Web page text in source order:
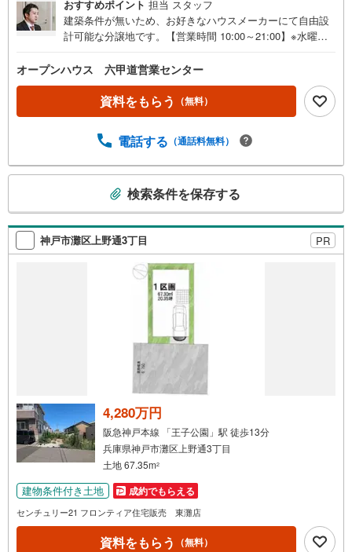
おすすめポイント 担当 スタッフ
建築条件が無いため、お好きなハウスメーカーにて自由設
計可能な分譲地です。【営業時間 10:00～21:00】※水曜定
お気軽にご連絡ください！現地を見学される場合は「室
内・現地を見学する（無料）」ボタンよりご希望の日時を
ご記入いただけますとスムーズにご案内が可能です。◎現
地のご案内について・平日や夜遅い時間帯もご案内が可
にご説明いたします。・車でご自宅や最寄り駅等、ご指定
います。◎個別FP相談会 無料物件のご紹介だけでなく住
宅ローン・資金のご相談、まずは家探しについて話を聞き
たいという方も大歓迎です！年間8000棟以上の限定物件を
発表しているオープンハウスだから出会える物件が多数ご
ざいます。ぜひお気軽にご連絡・ご相談ください！※限定物
件:当社のみ、もしくは当社を含めた数社でのみご紹介可能
なオープンハウス・ディベロップメントの物件
オープンハウス 六甲道営業センター
資料をもらう （無料）
電話する （通話料無料）
検
索
条
る
・
条
件
マ
イ
ペ
検索条件を保存する
神戸市灘区上野通3丁目 PR
4,280万円
阪急神戸本線 「王子公園」駅 徒歩13分
兵庫県神戸市灘区上野通3丁目
土地 67.35m2
建物条件付き土地 成約でもらえる
センチュリー21 フロンティア住宅販売 東灘店
資料をもらう （無料）